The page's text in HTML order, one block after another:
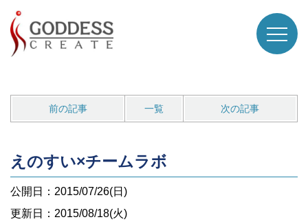
前の記事 一覧 次の記事
えのすい×チームラボ
公開日：2015/07/26(日)
更新日：2015/08/18(火)